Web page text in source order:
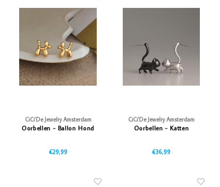
CiCi'De Jewelry Amsterdam
Oorbellen - Ballon Hond
€29,99
CiCi'De Jewelry Amsterdam
Oorbellen - Katten
€36,99